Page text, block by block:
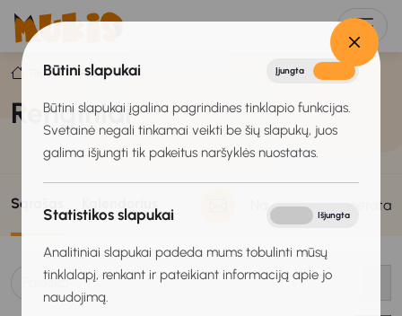
Būtini slapukai Įjungta
Būtini slapukai įgalina pagrindines tinklapio funkcijas.
Svetainė negali tinkamai veikti be šių slapukų, juos
galima išjungti tik pakeitus naršyklės nuostatas.
Statistikos slapukai Išjungta
Analitiniai slapukai padeda mums tobulinti mūsų
tinklalapį, renkant ir pateikiant informaciją apie jo
naudojimą.
Titulinis Renginiai
Renginiai
Sąrašas Naujienų prenumerata